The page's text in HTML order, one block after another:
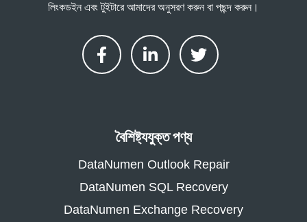
লিংকডইন এবং টুইটারে আমাদের অনুসরণ করুন বা পছন্দ করুন।
বৈশিষ্ট্যযুক্ত পণ্য
DataNumen Outlook Repair
DataNumen SQL Recovery
DataNumen Exchange Recovery